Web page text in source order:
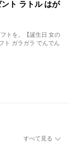
ト ラトル はが
トを。【誕生日 女の
ト ガラガラ でんでん
すべて見る